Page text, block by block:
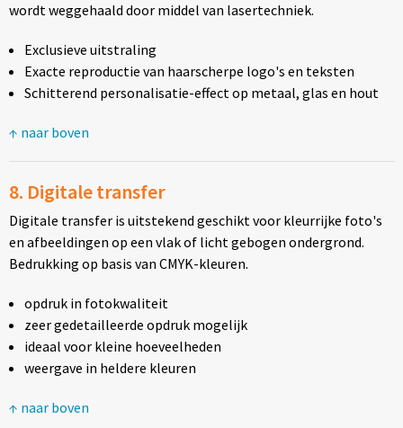
wordt weggehaald door middel van lasertechniek.
Exclusieve uitstraling
Exacte reproductie van haarscherpe logo's en teksten
Schitterend personalisatie-effect op metaal, glas en hout
↑ naar boven
8. Digitale transfer
Digitale transfer is uitstekend geschikt voor kleurrijke foto's
en afbeeldingen op een vlak of licht gebogen ondergrond.
Bedrukking op basis van CMYK-kleuren.
opdruk in fotokwaliteit
zeer gedetailleerde opdruk mogelijk
ideaal voor kleine hoeveelheden
weergave in heldere kleuren
↑ naar boven